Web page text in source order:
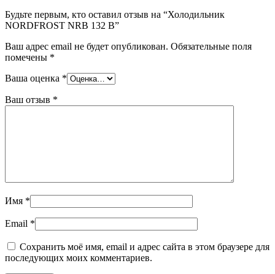
Будьте первым, кто оставил отзыв на “Холодильник
NORDFROST NRB 132 B”
Ваш адрес email не будет опубликован. Обязательные поля
помечены *
Ваша оценка *
Ваш отзыв *
Имя *
Email *
Сохранить моё имя, email и адрес сайта в этом браузере для
последующих моих комментариев.